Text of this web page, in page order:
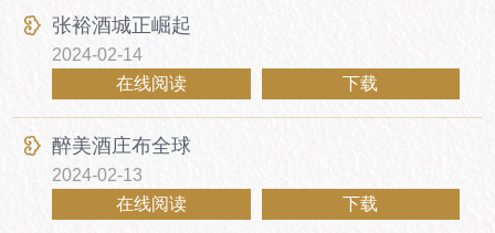
张裕酒城正崛起
2024-02-14
在线阅读
下载
醉美酒庄布全球
2024-02-13
在线阅读
下载